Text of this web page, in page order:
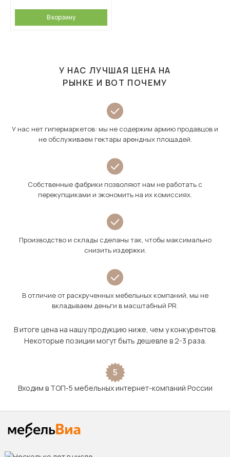
В корзину
У НАС ЛУЧШАЯ ЦЕНА НА
РЫНКЕ И ВОТ ПОЧЕМУ
У нас нет гипермаркетов: мы не содержим армию продавцов и
не обслуживаем гектары арендных площадей.
Собственные фабрики позволяют нам не работать с
перекупщиками и экономить на их комиссиях.
Производство и склады сделаны так, чтобы максимально
снизить издержки.
В отличие от раскрученных мебельных компаний, мы не
вкладываем деньги в масштабный PR.
В итоге цена на нашу продукцию ниже, чем у конкурентов.
Некоторые позиции могут быть дешевле в 2-3 раза.
5
Входим в ТОП-5 мебельных интернет-компаний России